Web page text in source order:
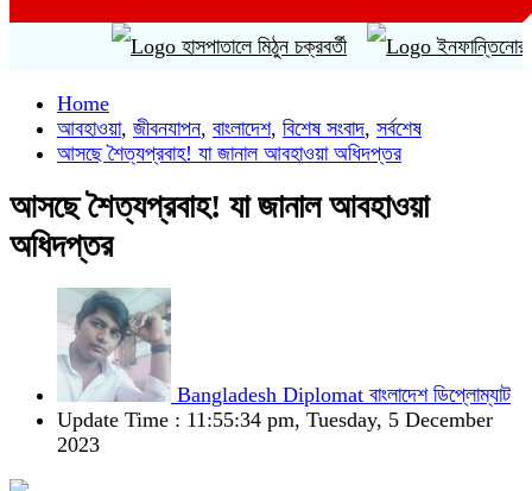
হাসপাতালে মিঠুন চক্রবর্তী ইনফান্তিনোর
Home
আবহাওয়া, জীবনযাপন, বাংলাদেশ, বিশেষ সংবাদ, সর্বশেষ
আসছে শৈত্যপ্রবাহ! যা জানাল আবহাওয়া অধিদপ্তর
আসছে শৈত্যপ্রবাহ! যা জানাল আবহাওয়া
অধিদপ্তর
Bangladesh Diplomat বাংলাদেশ ডিপ্লোম্যাট
Update Time : 11:55:34 pm, Tuesday, 5 December
2023